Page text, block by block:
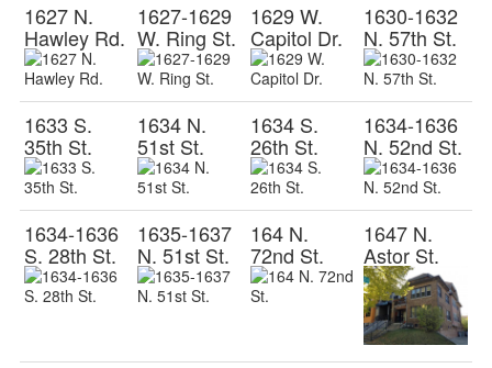
1627 N.
Hawley Rd.
1627-1629
W. Ring St.
1629 W.
Capitol Dr.
1630-1632
N. 57th St.
1633 S.
35th St.
1634 N.
51st St.
1634 S.
26th St.
1634-1636
N. 52nd St.
1634-1636
S. 28th St.
1635-1637
N. 51st St.
164 N.
72nd St.
1647 N.
Astor St.